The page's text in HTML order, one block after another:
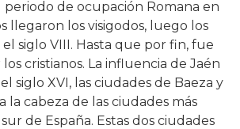
de ocupación Romana en
llegaron los visigodos, luego los
siglo VIII. Hasta que por fin, fue
cristianos. La influencia de Jaén
siglo XVI, las ciudades de Baeza y
la cabeza de las ciudades más
de España. Estas dos ciudades